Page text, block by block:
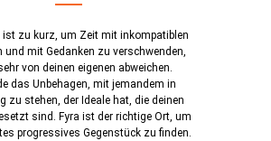
ist zu kurz, um Zeit mit inkompatiblen
und mit Gedanken zu verschwenden,
von deinen eigenen abweichen.
das Unbehagen, mit jemandem in
zu stehen, der Ideale hat, die deinen
sind. Fyra ist der richtige Ort, um
progressives Gegenstück zu finden.